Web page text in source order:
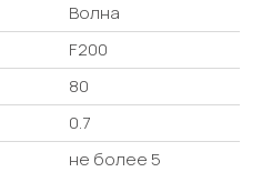
Волна
F200
80
0.7
не более 5